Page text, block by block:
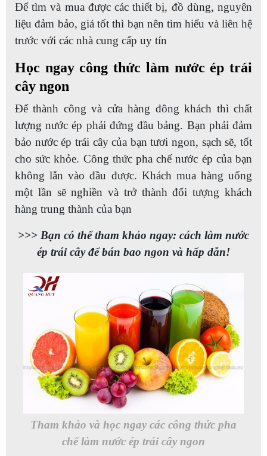
Để tìm và mua được các thiết bị, đồ dùng, nguyên
liệu đảm bảo, giá tốt thì bạn nên tìm hiểu và liên hệ
trước với các nhà cung cấp uy tín
Học ngay công thức làm nước ép trái
cây ngon
Để thành công và cửa hàng đông khách thì chất
lượng nước ép phải đứng đầu bảng. Bạn phải đảm
bảo nước ép trái cây của bạn tươi ngon, sạch sẽ, tốt
cho sức khỏe. Công thức pha chế nước ép của bạn
không lẫn vào đầu được. Khách mua hàng uống
một lần sẽ nghiền và trở thành đối tượng khách
hàng trung thành của bạn
>>> Bạn có thể tham khảo ngay: cách làm nước
ép trái cây để bán bao ngon và hấp dẫn!
Tham khảo và học ngay các công thức pha
chế làm nước ép trái cây ngon